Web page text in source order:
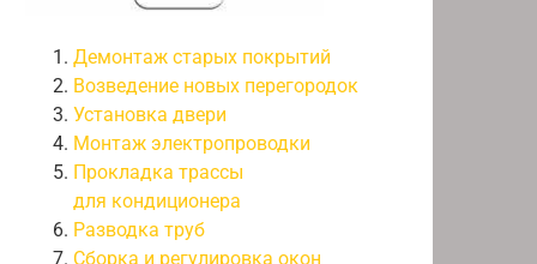
Демонтаж старых покрытий
Возведение новых перегородок
Установка двери
Монтаж электропроводки
Прокладка трассы
для кондиционера
Разводка труб
Сборка и регулировка окон